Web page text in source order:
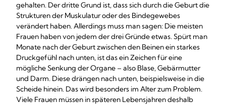
gehalten. Der dritte Grund ist, dass sich durch die Geburt die
Strukturen der Muskulatur oder des Bindegewebes
verändert haben. Allerdings muss man sagen: Die meisten
Frauen haben von jedem der drei Gründe etwas. Spürt man
Monate nach der Geburt zwischen den Beinen ein starkes
Druckgefühl nach unten, ist das ein Zeichen für eine
mögliche Senkung der Organe – also Blase, Gebärmutter
und Darm. Diese drängen nach unten, beispielsweise in die
Scheide hinein. Das wird besonders im Alter zum Problem.
Viele Frauen müssen in späteren Lebensjahren deshalb